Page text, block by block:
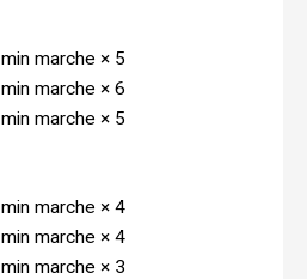
marche × 5
marche × 6
marche × 5
marche × 4
marche × 4
marche × 3